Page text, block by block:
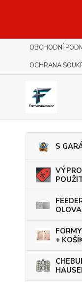
OBCHODNÍ
OCHRANA
S
OLOVA
+